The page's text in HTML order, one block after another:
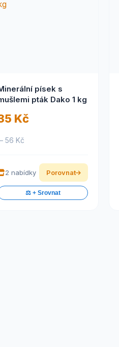
písek s
pták Dako 1 kg
Kč
– 56 Kč
2 nabídky Porovnat
⚖️ + Srovnat